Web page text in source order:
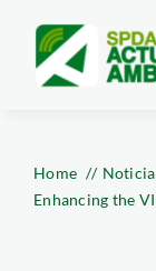
content
Home
Enhancing the